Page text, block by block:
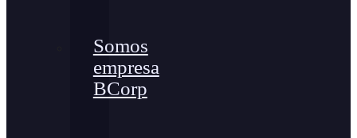
Somos
empresa
BCorp